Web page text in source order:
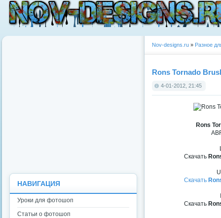
Nov-designs.ru » Разное
Rons Tornado
4-01-2012, 21:45
Rons
Скачать
Скачать
Скачать
НАВИГАЦИЯ
Уроки для фотошоп
Статьи о фотошоп